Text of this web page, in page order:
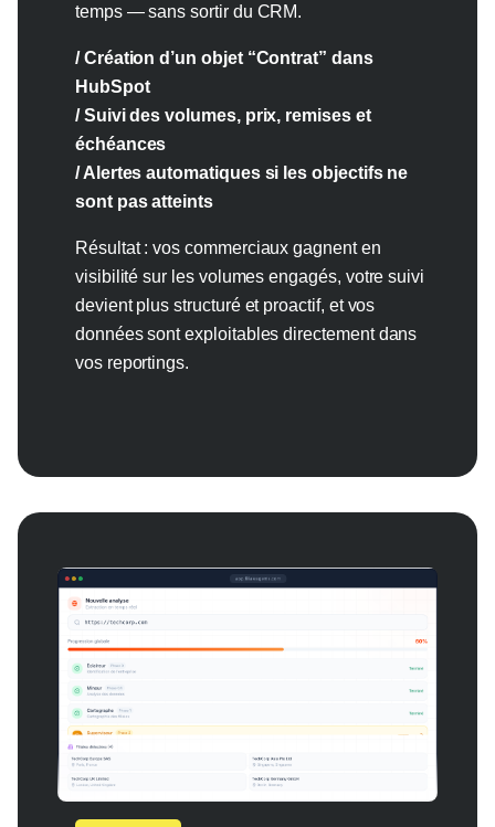
temps — sans sortir du CRM.
/ Création d’un objet “Contrat” dans
HubSpot
/ Suivi des volumes, prix, remises et
échéances
/ Alertes automatiques si les objectifs ne
sont pas atteints
Résultat : vos commerciaux gagnent en
visibilité sur les volumes engagés, votre suivi
devient plus structuré et proactif, et vos
données sont exploitables directement dans
vos reportings.